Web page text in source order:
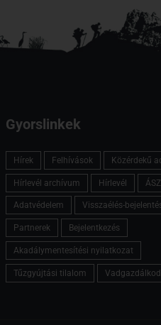
Gyorslinkek
Hírek Felhívások Közérdekű
Hírlevél archívum Hírlevél
Adatvédelem Visszaélés-
Partnerek Bejelentkezés
Akadálymentesítési nyilatkozat
Tűzgyújtási tilalom